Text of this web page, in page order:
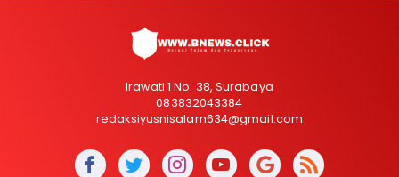
Irawati 1 No: 38, Surabaya
083832043384
redaksiyusnisalam634@gmail.com